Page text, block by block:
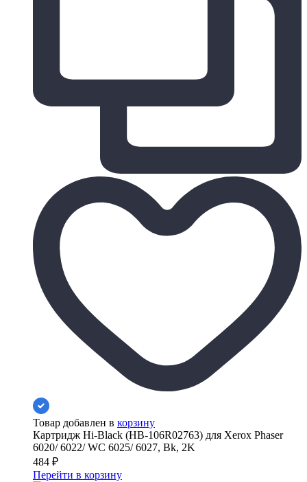
Товар добавлен в корзину
Картридж Hi-Black (HB-106R02763) для Xerox Phaser
6020/ 6022/ WC 6025/ 6027, Bk, 2K
484 ₽
Перейти в корзину